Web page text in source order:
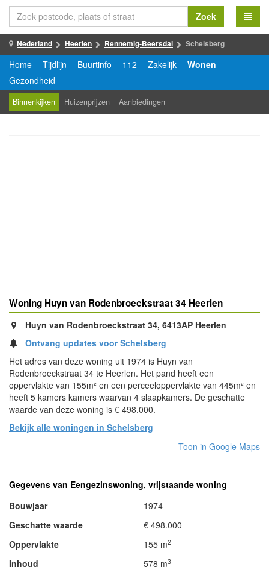
Zoek
Nederland Heerlen Rennemig-Beersdal Schelsberg
Home Tijdlijn Buurtinfo 112 Zakelijk
Wonen
Gezondheid
Binnenkijken Huizenprijzen Aanbiedingen
Woning Huyn van Rodenbroeckstraat 34 Heerlen
Huyn van Rodenbroeckstraat 34, 6413AP Heerlen
Ontvang updates voor Schelsberg
Het adres van deze woning uit 1974 is Huyn van
Rodenbroeckstraat 34 te Heerlen. Het pand heeft een
oppervlakte van 155m² en een perceeloppervlakte van 445m² en
heeft 5 kamers kamers waarvan 4 slaapkamers. De geschatte
waarde van deze woning is € 498.000.
Bekijk alle woningen in Schelsberg
Toon in Google Maps
Gegevens van Eengezinswoning, vrijstaande woning
Bouwjaar
1974
Geschatte waarde
€ 498.000
Oppervlakte
155 m2
Inhoud 578 m3